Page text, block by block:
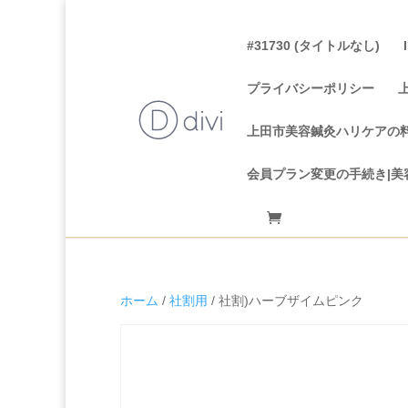
#31730 (タイトルなし)
プライバシーポリシー
上田市美容鍼灸ハリケアの
会員プラン変更の手続き|
ホーム / 社割用 / 社割)ハーブザイムピンク